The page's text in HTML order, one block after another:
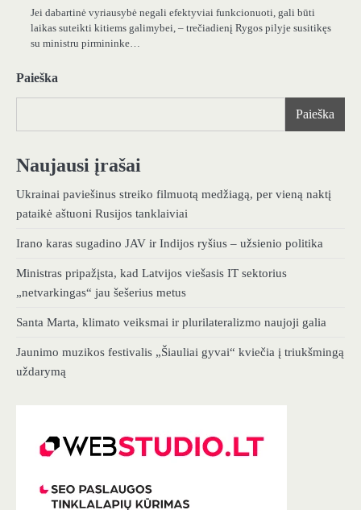
Jei dabartinė vyriausybė negali efektyviai funkcionuoti, gali būti
laikas suteikti kitiems galimybei, – trečiadienį Rygos pilyje susitikęs
su ministru pirmininke…
Paieška
Paieška
Naujausi įrašai
Ukrainai paviešinus streiko filmuotą medžiagą, per vieną naktį
pataikė aštuoni Rusijos tanklaiviai
Irano karas sugadino JAV ir Indijos ryšius – užsienio politika
Ministras pripažįsta, kad Latvijos viešasis IT sektorius
„netvarkingas“ jau šešerius metus
Santa Marta, klimato veiksmai ir plurilateralizmo naujoji galia
Jaunimo muzikos festivalis „Šiauliai gyvai“ kviečia į triukšmingą
uždarymą